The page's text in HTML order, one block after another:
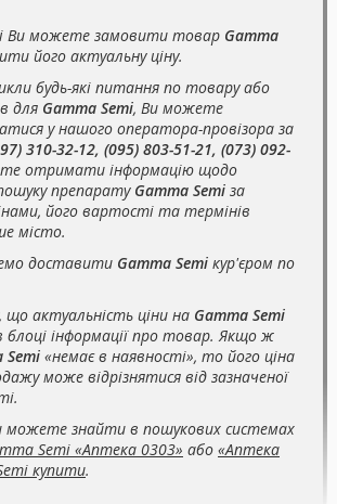
Ви можете замовити товар Gamma
його актуальну ціну.
будь-які питання по товару або
для Gamma Semi, Ви можете
у нашого оператора-провізора за
310-32-12, (095) 803-51-21, (073) 092-
отримати інформацію щодо
препарату Gamma Semi за
його вартості та термінів
місто.
доставити Gamma Semi кур'єром по
що актуальність ціни на Gamma Semi
блоці інформації про товар. Якщо ж
Semi «немає в наявності», то його ціна
може відрізнятися від зазначеної
можете знайти в пошукових системах
Semi «Аптека 0303» або «Аптека
купити.